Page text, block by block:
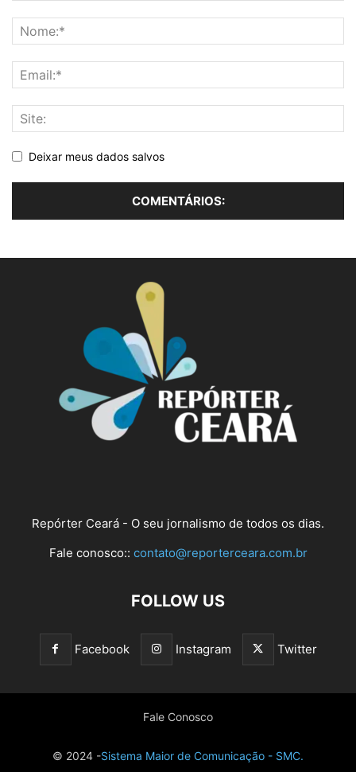
Deixar meus dados salvos
Repórter Ceará - O seu jornalismo de todos os dias.
Fale conosco:: contato@reporterceara.com.br
FOLLOW US
Facebook Instagram Twitter
Fale Conosco
© 2024 -Sistema Maior de Comunicação - SMC.